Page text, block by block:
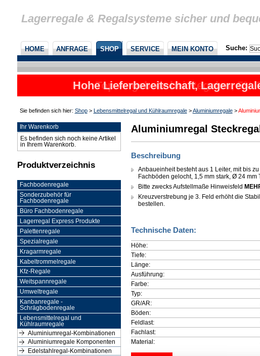
Lagerregale & Regalsysteme sicher und
HOME ANFRAGE SHOP SERVICE MEIN KONTO Suche:
Hohe Lieferbereitschaft,
Sie befinden sich hier: Shop> Lebensmittelregal und Kühlraumregale>Aluminiumregale>
Ihr Warenkorb
Es befinden sich noch keine Artikel
in Ihrem Warenkorb.
Produktverzeichnis
Fachbodenregale
Sonderzubehör für
Fachbodenregale
Büro Fachbodenregale
Lagerregal Express Produkte
Palettenregale
Spezialregale
Kragarmregale
Kabeltrommelregale
Kfz-Regale
Weitspannregale
Umweltregale
Kanbanregale -
Schrägbodenregale
Lebensmittelregal und
Kühlraumregale
Aluminiumregal-Kombinationen
Aluminiumregale Komponenten
Edelstahlregal-Kombinationen
Aluminiumregal
Beschreibung
Anbaueinheit besteht aus 1 Leiter, mit bis
Fachböden gelocht, 1,5 mm stark, Ø 24 mm
Bitte zwecks Aufstellmaße Hinweisfeld
Kreuzverstrebung je 3. Feld erhöht die
bestellen.
Technische Daten:
Höhe:
Tiefe:
Länge:
Ausführung:
Farbe:
Typ:
GR/AR:
Böden:
Feldlast:
Fachlast:
Material: